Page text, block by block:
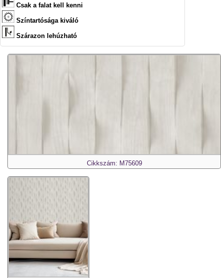
Csak a falat kell kenni
Színtartósága kiváló
Szárazon lehúzható
Cikkszám: M75609